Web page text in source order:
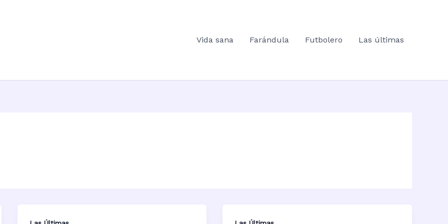
Vida sana
Farándula Futbolero Las últimas